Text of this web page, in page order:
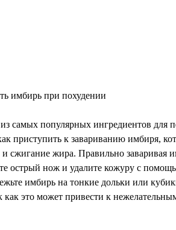
имбирь при похудении
самых популярных ингредиентов для
приступить к завариванию имбиря,
и сжигание жира. Правильно заваривая
острый нож и удалите кожуру с
имбирь на тонкие дольки или